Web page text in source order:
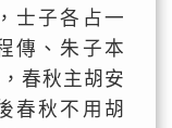
士子各占一
傳、朱子本
春秋主胡安
春秋不用胡